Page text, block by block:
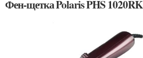
Фен-щетка Polaris PHS 1020RK